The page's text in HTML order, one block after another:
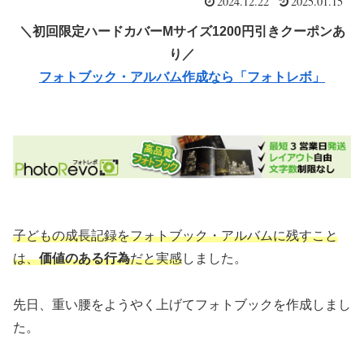
＼初回限定ハードカバーMサイズ1200円引きクーポンあ
り／
フォトブック・アルバム作成なら「フォトレボ」
子どもの成長記録をフォトブック・アルバムに残すこと
は、価値のある行為だと実感しました。
先日、重い腰をようやく上げてフォトブックを作成しまし
た。